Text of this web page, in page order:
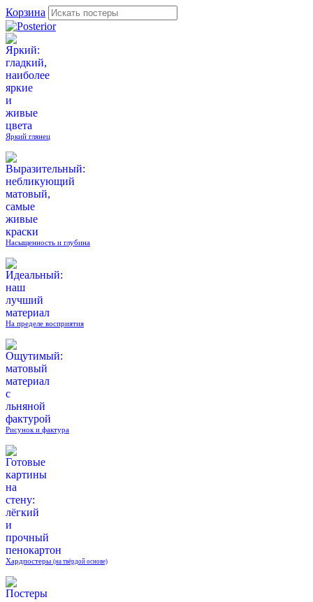
Корзина
Яркий глянец
Насыщенность и глубина
На пределе восприятия
Рисунок и фактура
Хардпостеры (на твёрдой основе)